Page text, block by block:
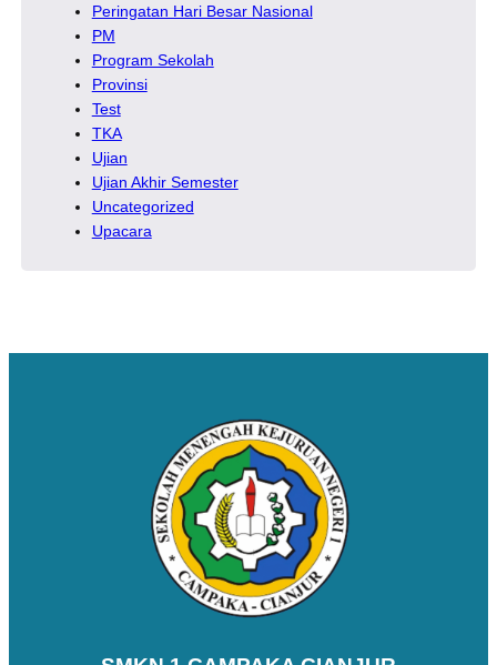
Peringatan Hari Besar Nasional
PM
Program Sekolah
Provinsi
Test
TKA
Ujian
Ujian Akhir Semester
Uncategorized
Upacara